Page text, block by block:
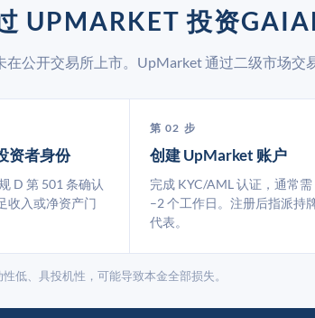
UPMARKET 投资
在公开交易所上市。UpMarket 通过二级市场交
资者身份
D 第 501 条确认
收入或净资产门
第 02 步
创建 UpMarket 账户
完成 KYC/AML 认证，通常需
–2 个工作日。注册后指派持
代表。
低、具投机性，可能导致本金全部损失。